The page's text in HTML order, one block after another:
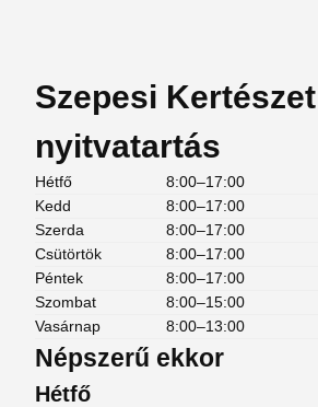
Szepesi Kertészet
nyitvatartás
Hétfő
8:00–17:00
Kedd
8:00–17:00
Szerda
8:00–17:00
Csütörtök
8:00–17:00
Péntek
8:00–17:00
Szombat
8:00–15:00
Vasárnap
8:00–13:00
Népszerű ekkor
Hétfő